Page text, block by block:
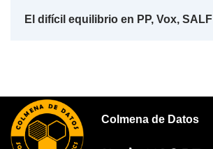
El difícil equilibrio en PP, Vox, SALF
Colmena de Datos